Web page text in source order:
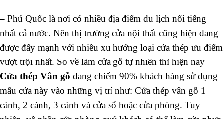
– Phú Quốc là nơi có nhiều địa điểm du lịch nổi tiếng
nhất cả nước. Nên thị trường cửa nội thất cũng hiện đang
được đẩy mạnh với nhiều xu hướng loại cửa thép ưu điểm
vượt trội nhất. So về làm cửa gỗ tự nhiên thì hiện nay
Cửa thép Vân gỗ đang chiếm 90% khách hàng sử dụng
mẫu cửa này vào những vị trí như: Cửa thép vân gỗ 1
cánh, 2 cánh, 3 cánh và cửa sổ hoặc cửa phòng. Tuy